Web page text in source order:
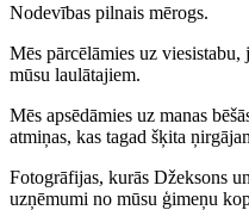
Nodevības pilnais mērogs.
Mēs pārcēlāmies uz
mūsu laulātajiem.
Mēs apsēdāmies uz manas
atmiņas, kas tagad šķita
Fotogrāfijas, kurās Džeksons
uzņēmumi no mūsu ģimeņu